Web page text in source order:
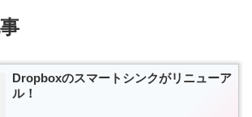
Dropboxのスマートシンクがリニューア
ル！